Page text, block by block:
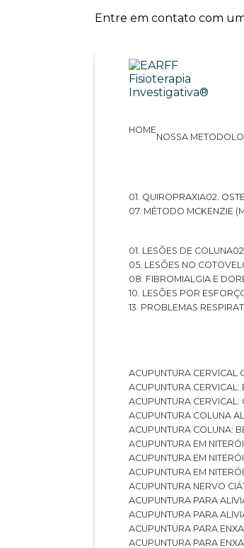
Entre em contato com um
HOME
NOSSA
01. QUIROPRAXIA
02.
07. MÉTODO MCKENZIE
01. LESÕES DE COLUNA
05. LESÕES NO
08. FIBROMIALGIA E
10. LESÕES POR
13. PROBLEMAS
ACUPUNTURA
ACUPUNTURA
ACUPUNTURA
ACUPUNTURA COLUNA
ACUPUNTURA COLUNA:
ACUPUNTURA EM
ACUPUNTURA EM
ACUPUNTURA EM
ACUPUNTURA NERVO
ACUPUNTURA PARA
ACUPUNTURA PARA
ACUPUNTURA PARA
ACUPUNTURA PARA